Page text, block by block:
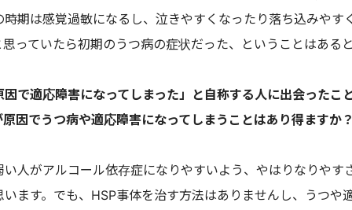
期は感覚過敏になるし、泣きやすくなったり落ち込みやす
っていたら初期のうつ病の症状だった、ということはあると
適応障害になってしまった」と自称する人に出会ったこ
因でうつ病や適応障害になってしまうことはあり得ますか？
い人がアルコール依存症になりやすいよう、やはりなりやす
ます。でも、HSP事体を治す方法はありませんし、うつや